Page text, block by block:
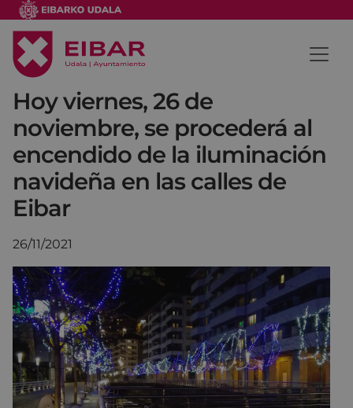
Hoy viernes, 26 de
noviembre, se procederá al
encendido de la iluminación
navideña en las calles de
Eibar
26/11/2021